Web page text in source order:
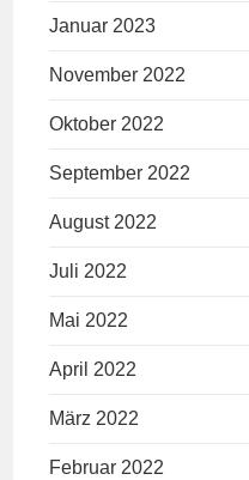
Januar 2023
November 2022
Oktober 2022
September 2022
August 2022
Juli 2022
Mai 2022
April 2022
März 2022
Februar 2022